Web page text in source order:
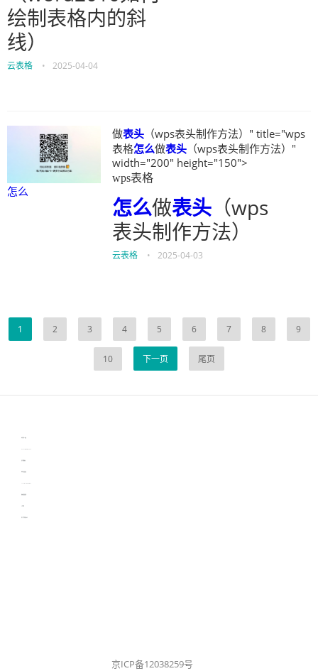
绘制表格内的斜
线）
云表格 • 2025-04-04
怎么
做表头 （wps表头制作方法）" title="wps
表格怎么做表头 （wps表头制作方法）"
width="200" height="150">
wps表格
怎么做表头 （wps
表头制作方法）
云表格 • 2025-04-03
1 2 3 4 5 6 7 8 9
10 下一页 尾页
京ICP备12038259号